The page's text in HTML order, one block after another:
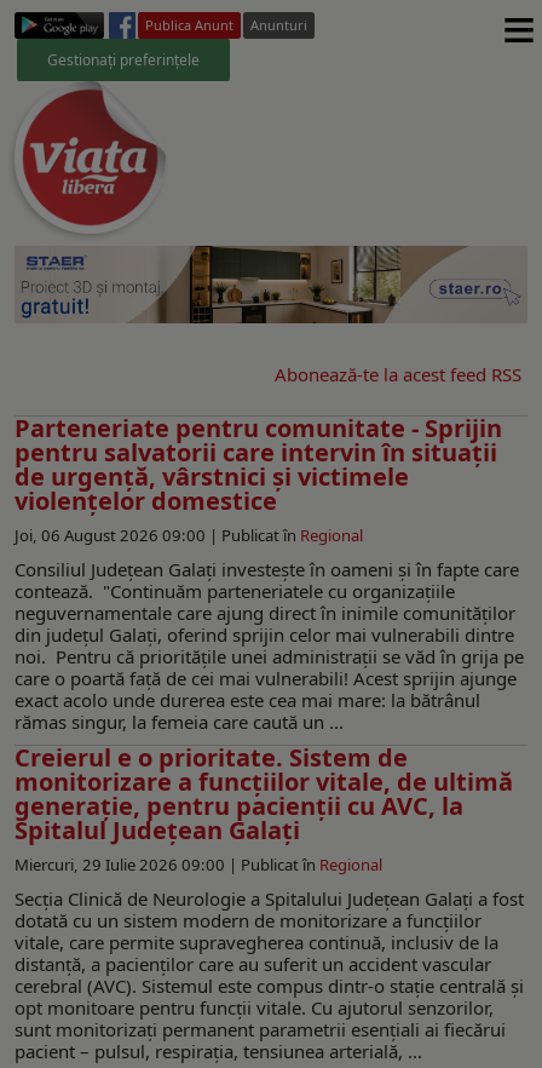
Publica Anunt Anunturi
Gestionați preferințele ≡
Abonează-te la acest feed RSS
Parteneriate pentru comunitate - Sprijin
pentru salvatorii care intervin în situații
de urgență, vârstnici și victimele
violențelor domestice
Joi, 06 August 2026 09:00 | Publicat în Regional
Consiliul Județean Galați investește în oameni și în fapte care
contează. "Continuăm parteneriatele cu organizațiile
neguvernamentale care ajung direct în inimile comunităților
din județul Galați, oferind sprijin celor mai vulnerabili dintre
noi. Pentru că prioritățile unei administrații se văd în grija pe
care o poartă față de cei mai vulnerabili! Acest sprijin ajunge
exact acolo unde durerea este cea mai mare: la bătrânul
rămas singur, la femeia care caută un ...
Creierul e o prioritate. Sistem de
monitorizare a funcțiilor vitale, de ultimă
generație, pentru pacienții cu AVC, la
Spitalul Județean Galați
Miercuri, 29 Iulie 2026 09:00 | Publicat în Regional
Secția Clinică de Neurologie a Spitalului Județean Galați a fost
dotată cu un sistem modern de monitorizare a funcțiilor
vitale, care permite supravegherea continuă, inclusiv de la
distanță, a pacienților care au suferit un accident vascular
cerebral (AVC). Sistemul este compus dintr-o stație centrală și
opt monitoare pentru funcții vitale. Cu ajutorul senzorilor,
sunt monitorizați permanent parametrii esențiali ai fiecărui
pacient – pulsul, respirația, tensiunea arterială, ...